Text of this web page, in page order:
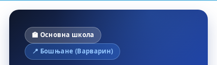
🏫 Основна школа
📍 Бошњане (Варварин)